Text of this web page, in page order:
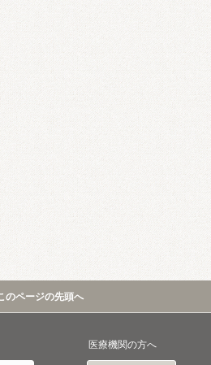
のページの先頭へ
医療機関の方へ